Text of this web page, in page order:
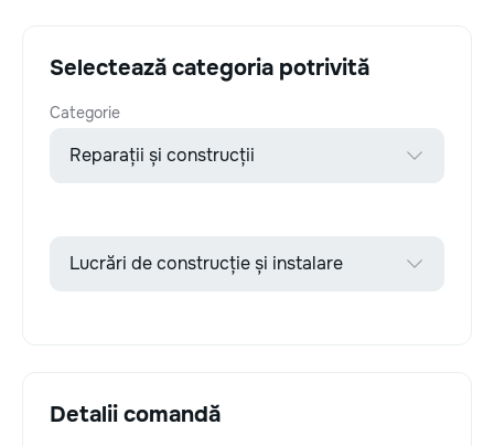
Selectează categoria potrivită
Categorie
Detalii comandă